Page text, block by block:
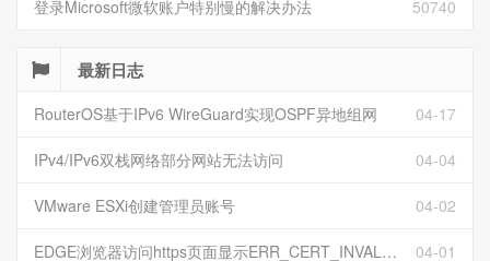
50740
登录Microsoft微软账户特别慢的解决办法
最新日志
04-17
RouterOS基于IPv6 WireGuard实现OSPF异地组网
04-04
IPv4/IPv6双栈网络部分网站无法访问
04-02
VMware ESXi创建管理员账号
04-01
EDGE浏览器访问https页面显示ERR_CERT_INVALID且无法跳过继续访问